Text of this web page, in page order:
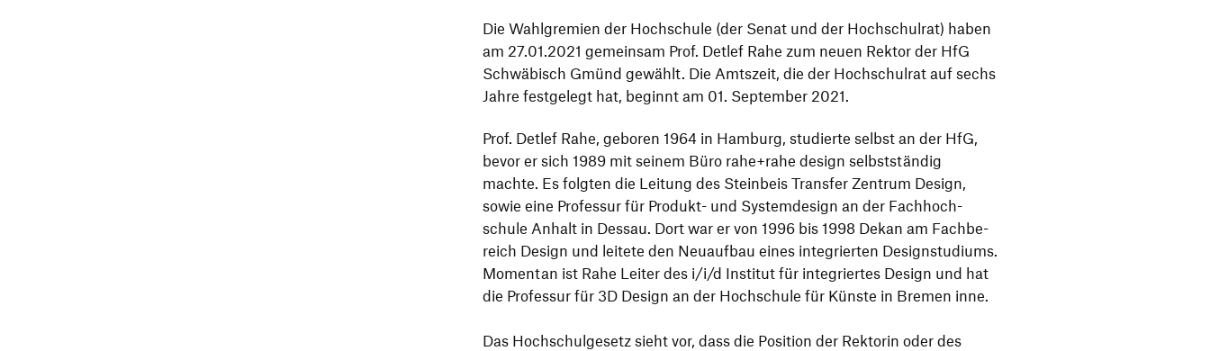
Die Wahl­gre­mien der Hoch­schule (der Senat und der Hoch­schulrat) haben
am 27.01.2021 gemeinsam Prof. Detlef Rahe zum neuen Rektor der HfG
Schwä­bisch Gmünd gewählt. Die Amts­zeit, die der Hoch­schulrat auf sechs
Jahre fest­ge­legt hat, beginnt am 01. September 2021.
Prof. Detlef Rahe, geboren 1964 in Hamburg, studierte selbst an der HfG,
bevor er sich 1989 mit seinem Büro rahe+rahe design selbst­ständig
machte. Es folgten die Leitung des Stein­beis Transfer Zentrum Design,
sowie eine Professur für Produkt- und System­de­sign an der Fach­hoch­
schule Anhalt in Dessau. Dort war er von 1996 bis 1998 Dekan am Fach­be­
reich Design und leitete den Neuaufbau eines inte­grierten Design­stu­diums.
Momentan ist Rahe Leiter des i/​i/​d Institut für inte­griertes Design und hat
die Professur für 3D Design an der Hoch­schule für Künste in Bremen inne.
Das Hoch­schul­ge­setz sieht vor, dass die Posi­tion der Rektorin oder des